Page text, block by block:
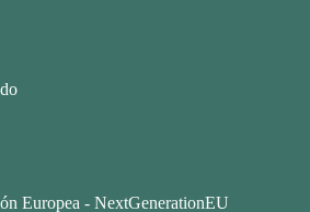
Europea - NextGenerationEU